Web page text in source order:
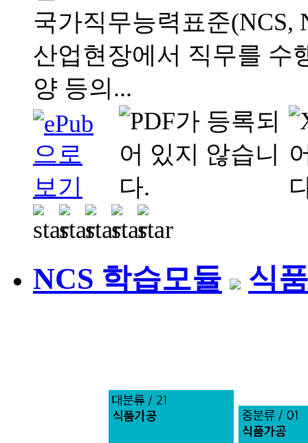
국가직무능력표준(NCS,
산업현장에서 직무를 수
양 등의...
NCS 학습모듈 식